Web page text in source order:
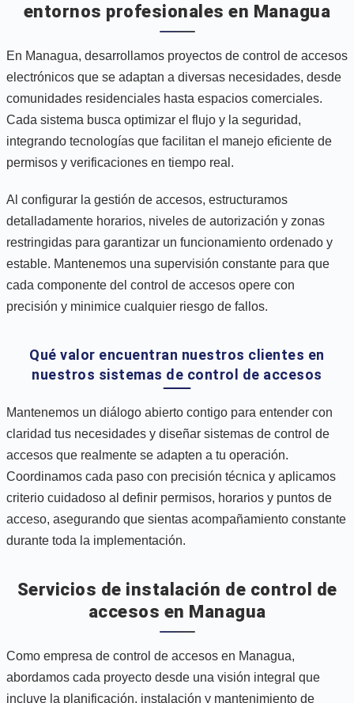
entornos profesionales en Managua
En Managua, desarrollamos proyectos de control de accesos
electrónicos que se adaptan a diversas necesidades, desde
comunidades residenciales hasta espacios comerciales.
Cada sistema busca optimizar el flujo y la seguridad,
integrando tecnologías que facilitan el manejo eficiente de
permisos y verificaciones en tiempo real.
Al configurar la gestión de accesos, estructuramos
detalladamente horarios, niveles de autorización y zonas
restringidas para garantizar un funcionamiento ordenado y
estable. Mantenemos una supervisión constante para que
cada componente del control de accesos opere con
precisión y minimice cualquier riesgo de fallos.
Qué valor encuentran nuestros clientes en
nuestros sistemas de control de accesos
Mantenemos un diálogo abierto contigo para entender con
claridad tus necesidades y diseñar sistemas de control de
accesos que realmente se adapten a tu operación.
Coordinamos cada paso con precisión técnica y aplicamos
criterio cuidadoso al definir permisos, horarios y puntos de
acceso, asegurando que sientas acompañamiento constante
durante toda la implementación.
Servicios de instalación de control de
accesos en Managua
Como empresa de control de accesos en Managua,
abordamos cada proyecto desde una visión integral que
incluye la planificación, instalación y mantenimiento de